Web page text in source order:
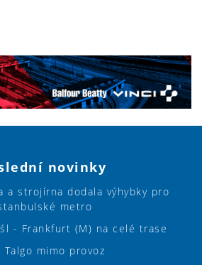
novinky
a strojírna dodala výhybky pro
metro
- Frankfurt (M) na celé trase
Talgo mimo provoz